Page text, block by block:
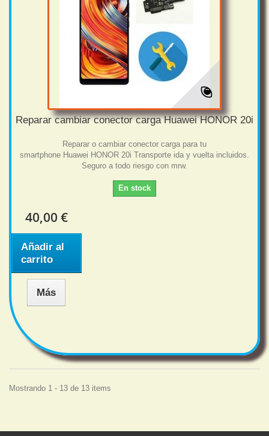
Reparar cambiar conector carga Huawei HONOR 20i
Reparar o cambiar conector carga para tu
smartphone Huawei HONOR 20i Transporte ida y vuelta incluidos.
Seguro a todo riesgo con mrw.
En stock
40,00 €
Añadir al
carrito
Más
Mostrando 1 - 13 de 13 items